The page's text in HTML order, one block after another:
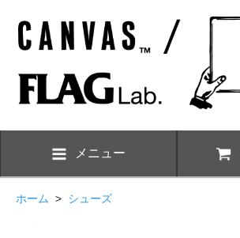
メニュー
ホーム > シューズ